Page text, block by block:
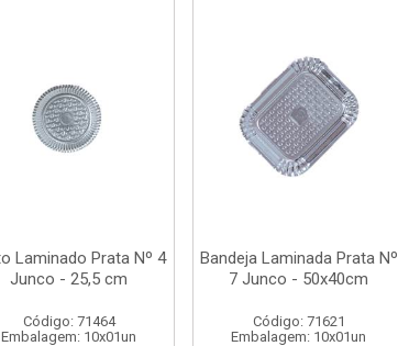
Laminado Prata Nº 4
Junco - 25,5 cm
Código: 71464
Embalagem: 10x01un
Bandeja Laminada Prata Nº
7 Junco - 50x40cm
Código: 71621
Embalagem: 10x01un